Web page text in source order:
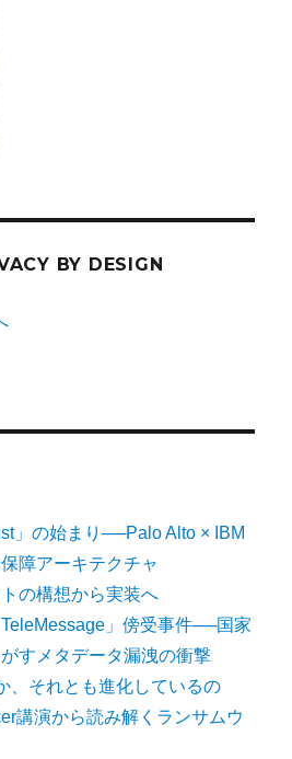
BY DESIGN
」の始まり──Palo Alto × IBM
障アーキテクチャ
の構想から実装へ
」傍受事件──国家
すメタデータ漏洩の衝撃
、それとも進化しているの
講演から読み解くランサムウ